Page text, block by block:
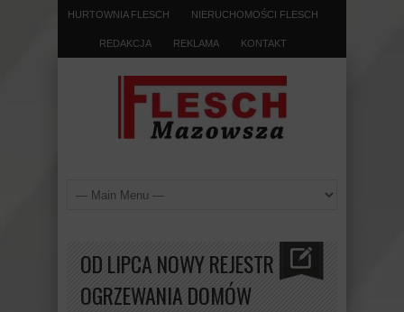
HURTOWNIA FLESCH NIERUCHOMOŚCI FLESCH
REDAKCJA REKLAMA KONTAKT
OD LIPCA NOWY REJESTR
OGRZEWANIA DOMÓW